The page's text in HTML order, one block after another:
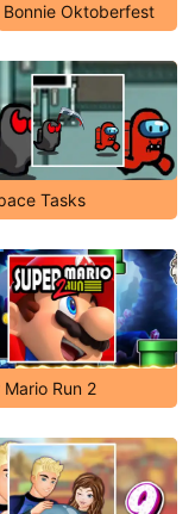
Bonnie Oktoberfest
Tasks
Mario Run 2